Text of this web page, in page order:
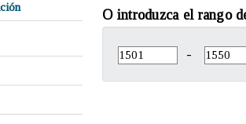
O introduzca el rango
-